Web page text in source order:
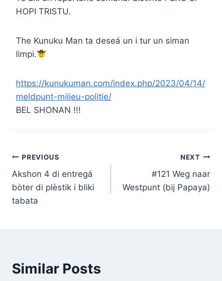
HOPI TRISTU.
The Kunuku Man ta deseá un i tur un siman
limpi.
https://kunukuman.com/index.php/2023/04/14/
meldpunt-milieu-politie/
BEL SHONAN !!!
Post
navigation
PREVIOUS
Akshon 4 di entregá
bòter di plèstik i bliki
tabata
NEXT
#121 Weg naar
Westpunt (bij Papaya)
Similar Posts